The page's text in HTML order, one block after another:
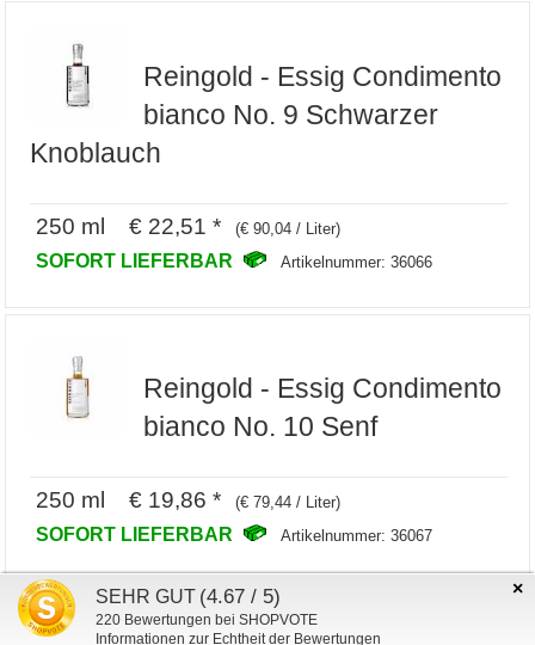
Reingold - Essig Condimento
bianco No. 9 Schwarzer
Knoblauch
250 ml € 22,51 * (€ 90,04 / Liter)
SOFORT LIEFERBAR Artikelnummer: 36066
Reingold - Essig Condimento
bianco No. 10 Senf
250 ml € 19,86 * (€ 79,44 / Liter)
SOFORT LIEFERBAR Artikelnummer: 36067
×
SEHR GUT (4.67 / 5)
220 Bewertungen bei SHOPVOTE
Informationen zur Echtheit der Bewertungen